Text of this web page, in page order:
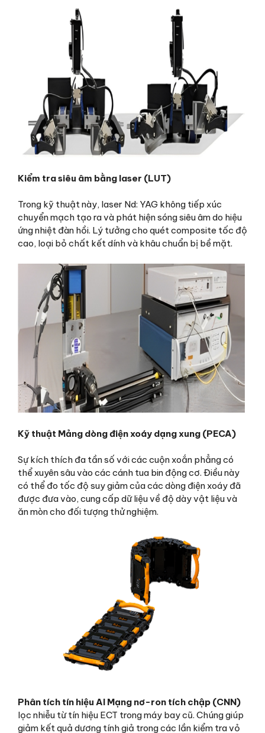
Kiểm tra siêu âm bằng laser (LUT)
Trong kỹ thuật này, laser Nd: YAG không tiếp xúc
chuyển mạch tạo ra và phát hiện sóng siêu âm do hiệu
ứng nhiệt đàn hồi. Lý tưởng cho quét composite tốc độ
cao, loại bỏ chất kết dính và khâu chuẩn bị bề mặt.
Kỹ thuật Mảng dòng điện xoáy dạng xung (PECA)
Sự kích thích đa tần số với các cuộn xoắn phẳng có
thể xuyên sâu vào các cánh tua bin động cơ. Điều này
có thể đo tốc độ suy giảm của các dòng điện xoáy đã
được đưa vào, cung cấp dữ liệu về độ dày vật liệu và
ăn mòn cho đối tượng thử nghiệm.
Phân tích tín hiệu AI Mạng nơ-ron tích chập (CNN)
lọc nhiễu từ tín hiệu ECT trong máy bay cũ. Chúng giúp
giảm kết quả dương tính giả trong các lần kiểm tra vỏ